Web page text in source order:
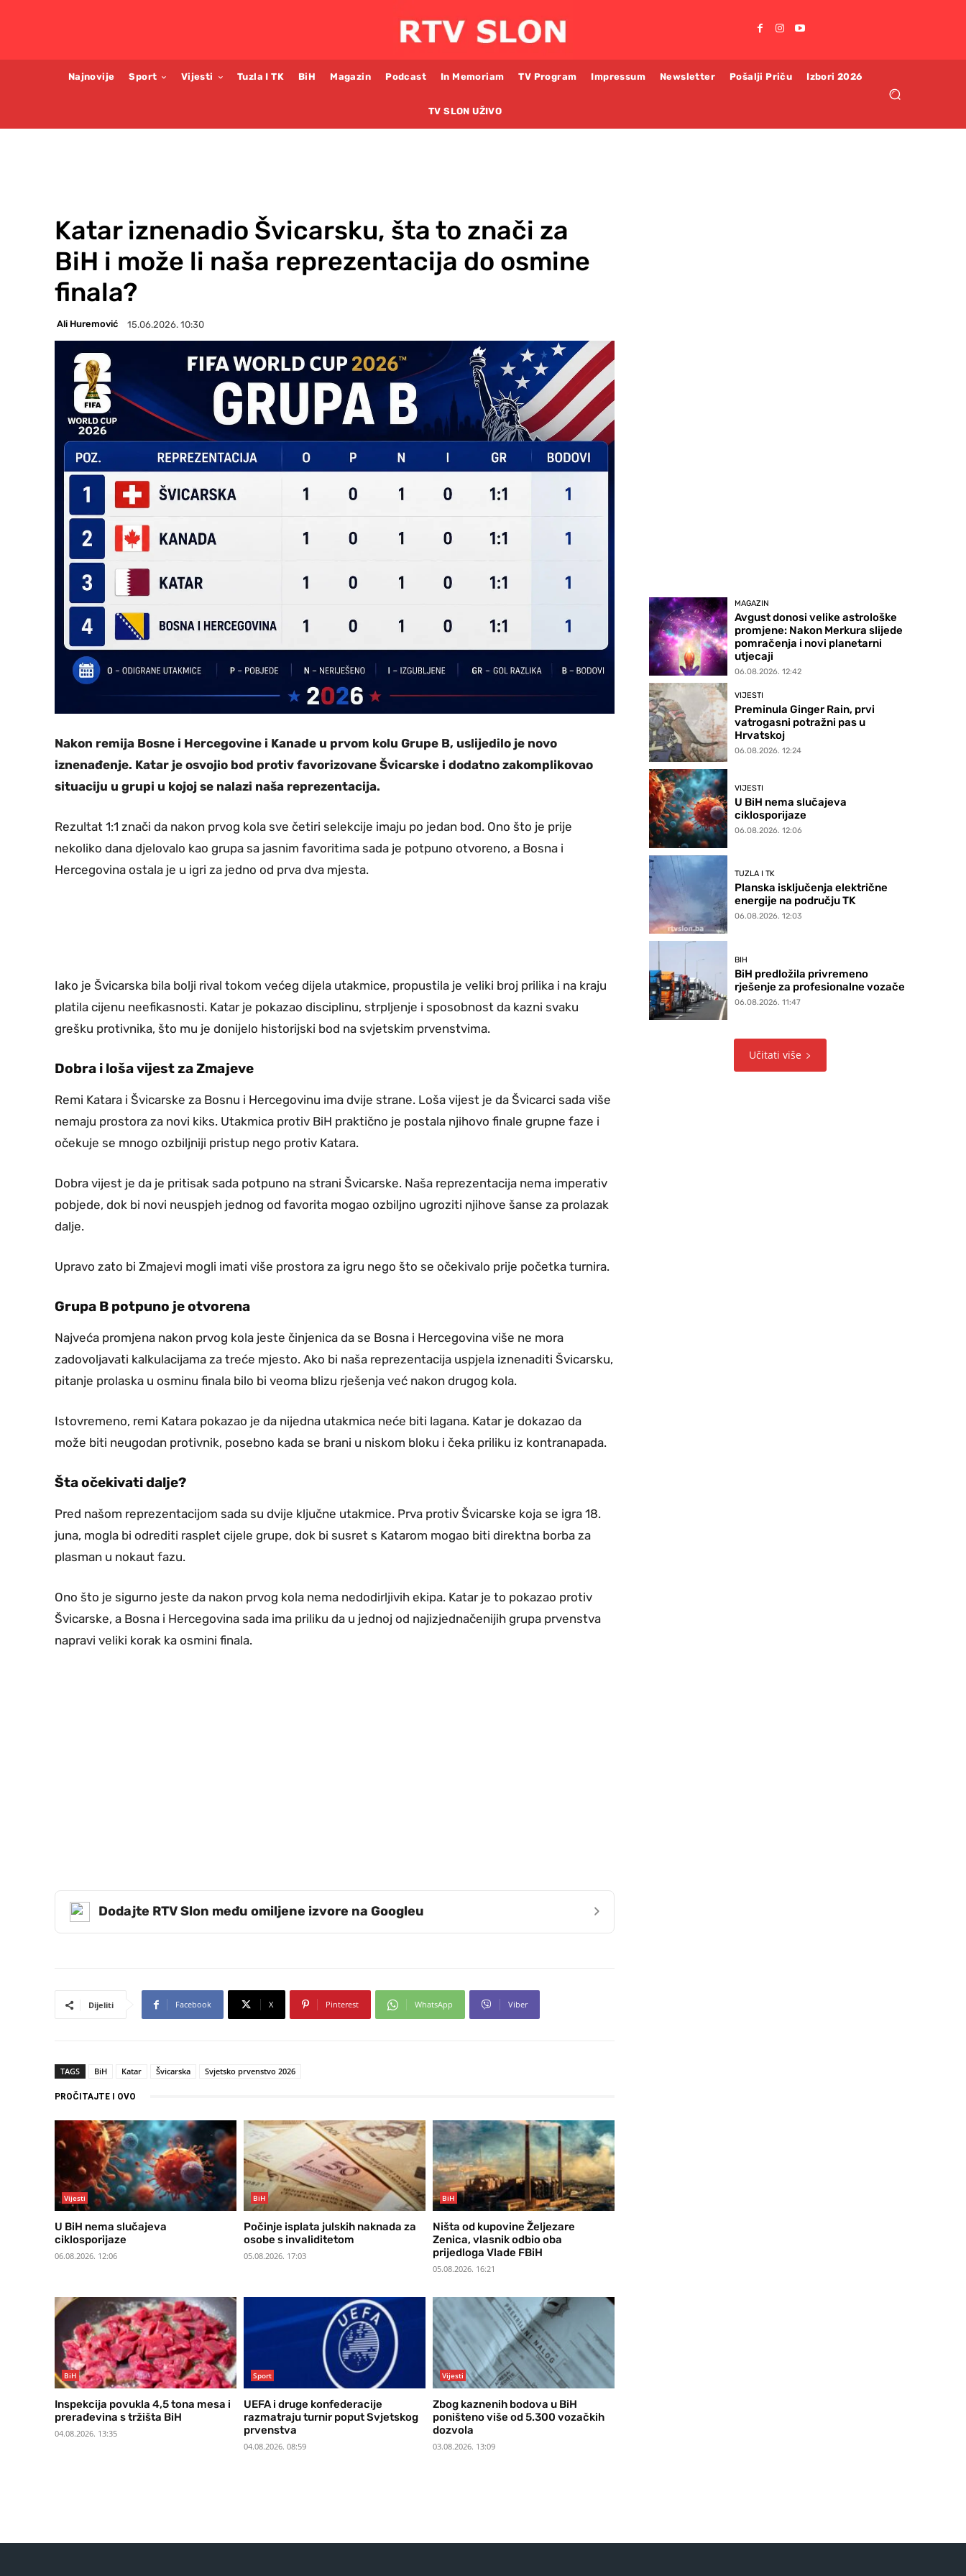
Najnovije Sport Vijesti Tuzla I TK BiH Magazin Podcast In Memoriam TV Program Impressum Newsletter Pošalji Priču Izbori 2026
TV SLON UŽIVO
Katar iznenadio Švicarsku, šta to znači za
BiH i može li naša reprezentacija do osmine
finala?
Ali Huremović 15.06.2026. 10:30
Nakon remija Bosne i Hercegovine i Kanade u prvom kolu Grupe B, uslijedilo je novo
iznenađenje. Katar je osvojio bod protiv favorizovane Švicarske i dodatno zakomplikovao
situaciju u grupi u kojoj se nalazi naša reprezentacija.
Rezultat 1:1 znači da nakon prvog kola sve četiri selekcije imaju po jedan bod. Ono što je prije
nekoliko dana djelovalo kao grupa sa jasnim favoritima sada je potpuno otvoreno, a Bosna i
Hercegovina ostala je u igri za jedno od prva dva mjesta.
Iako je Švicarska bila bolji rival tokom većeg dijela utakmice, propustila je veliki broj prilika i na kraju
platila cijenu neefikasnosti. Katar je pokazao disciplinu, strpljenje i sposobnost da kazni svaku
grešku protivnika, što mu je donijelo historijski bod na svjetskim prvenstvima.
Dobra i loša vijest za Zmajeve
Remi Katara i Švicarske za Bosnu i Hercegovinu ima dvije strane. Loša vijest je da Švicarci sada više
nemaju prostora za novi kiks. Utakmica protiv BiH praktično je postala njihovo finale grupne faze i
očekuje se mnogo ozbiljniji pristup nego protiv Katara.
Dobra vijest je da je pritisak sada potpuno na strani Švicarske. Naša reprezentacija nema imperativ
pobjede, dok bi novi neuspjeh jednog od favorita mogao ozbiljno ugroziti njihove šanse za prolazak
dalje.
Upravo zato bi Zmajevi mogli imati više prostora za igru nego što se očekivalo prije početka turnira.
Grupa B potpuno je otvorena
Najveća promjena nakon prvog kola jeste činjenica da se Bosna i Hercegovina više ne mora
zadovoljavati kalkulacijama za treće mjesto. Ako bi naša reprezentacija uspjela iznenaditi Švicarsku,
pitanje prolaska u osminu finala bilo bi veoma blizu rješenja već nakon drugog kola.
Istovremeno, remi Katara pokazao je da nijedna utakmica neće biti lagana. Katar je dokazao da
može biti neugodan protivnik, posebno kada se brani u niskom bloku i čeka priliku iz kontranapada.
Šta očekivati dalje?
Pred našom reprezentacijom sada su dvije ključne utakmice. Prva protiv Švicarske koja se igra 18.
juna, mogla bi odrediti rasplet cijele grupe, dok bi susret s Katarom mogao biti direktna borba za
plasman u nokaut fazu.
Ono što je sigurno jeste da nakon prvog kola nema nedodirljivih ekipa. Katar je to pokazao protiv
Švicarske, a Bosna i Hercegovina sada ima priliku da u jednoj od najizjednačenijih grupa prvenstva
napravi veliki korak ka osmini finala.
Dodajte RTV Slon među omiljene izvore na Googleu ›
Dijeliti Facebook X Pinterest WhatsApp Viber
TAGS BiH Katar Švicarska Svjetsko prvenstvo 2026
PROČITAJTE I OVO
Vijesti
U BiH nema slučajeva
ciklosporijaze
06.08.2026. 12:06
BiH
Počinje isplata julskih naknada za
osobe s invaliditetom
05.08.2026. 17:03
BiH
Ništa od kupovine Željezare
Zenica, vlasnik odbio oba
prijedloga Vlade FBiH
05.08.2026. 16:21
BiH
Inspekcija povukla 4,5 tona mesa i
prerađevina s tržišta BiH
04.08.2026. 13:35
Sport
UEFA i druge konfederacije
razmatraju turnir poput Svjetskog
prvenstva
04.08.2026. 08:59
Vijesti
Zbog kaznenih bodova u BiH
poništeno više od 5.300 vozačkih
dozvola
03.08.2026. 13:09
MAGAZIN
Avgust donosi velike astrološke
promjene: Nakon Merkura slijede
pomračenja i novi planetarni
utjecaji
06.08.2026. 12:42
VIJESTI
Preminula Ginger Rain, prvi
vatrogasni potražni pas u
Hrvatskoj
06.08.2026. 12:24
VIJESTI
U BiH nema slučajeva
ciklosporijaze
06.08.2026. 12:06
TUZLA I TK
Planska isključenja električne
energije na području TK
06.08.2026. 12:03
BIH
BiH predložila privremeno
rješenje za profesionalne vozače
06.08.2026. 11:47
Učitati više